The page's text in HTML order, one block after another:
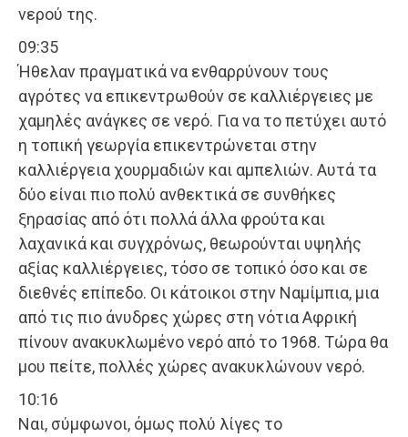
νερού της.
09:35
Ήθελαν πραγματικά να ενθαρρύνουν τους
αγρότες να επικεντρωθούν σε καλλιέργειες με
χαμηλές ανάγκες σε νερό. Για να το πετύχει αυτό
η τοπική γεωργία επικεντρώνεται στην
καλλιέργεια χουρμαδιών και αμπελιών. Αυτά τα
δύο είναι πιο πολύ ανθεκτικά σε συνθήκες
ξηρασίας από ότι πολλά άλλα φρούτα και
λαχανικά και συγχρόνως, θεωρούνται υψηλής
αξίας καλλιέργειες, τόσο σε τοπικό όσο και σε
διεθνές επίπεδο. Οι κάτοικοι στην Ναμίμπια, μια
από τις πιο άνυδρες χώρες στη νότια Αφρική
πίνουν ανακυκλωμένο νερό από το 1968. Τώρα θα
μου πείτε, πολλές χώρες ανακυκλώνουν νερό.
10:16
Ναι, σύμφωνοι, όμως πολύ λίγες το